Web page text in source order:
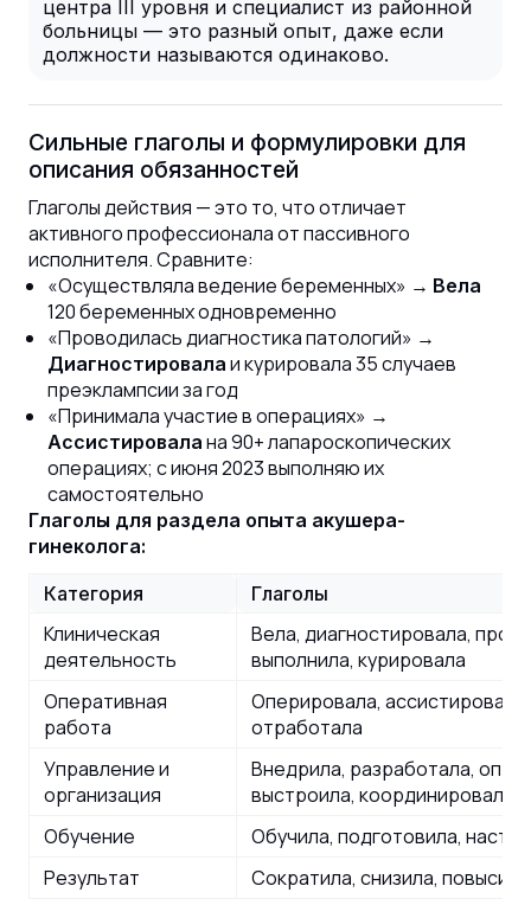
центра III уровня и специалист из районной
больницы — это разный опыт, даже если
должности называются одинаково.
Сильные глаголы и формулировки для
описания обязанностей
Глаголы действия — это то, что отличает
активного профессионала от пассивного
исполнителя. Сравните:
«Осуществляла ведение беременных» → Вела
120 беременных одновременно
«Проводилась диагностика патологий» →
Диагностировала и курировала 35 случаев
преэклампсии за год
«Принимала участие в операциях» →
Ассистировала на 90+ лапароскопических
операциях; с июня 2023 выполняю их
самостоятельно
Глаголы для раздела опыта акушера-
гинеколога:
Категория
Глаголы
Клиническая
деятельность
Вела, диагностировала,
выполнила, курировала
Оперативная
работа
Оперировала,
отработала
Управление и
организация
Внедрила, разработала,
выстроила, координировала
Обучение
Обучила, подготовила,
Результат
Сократила, снизила,